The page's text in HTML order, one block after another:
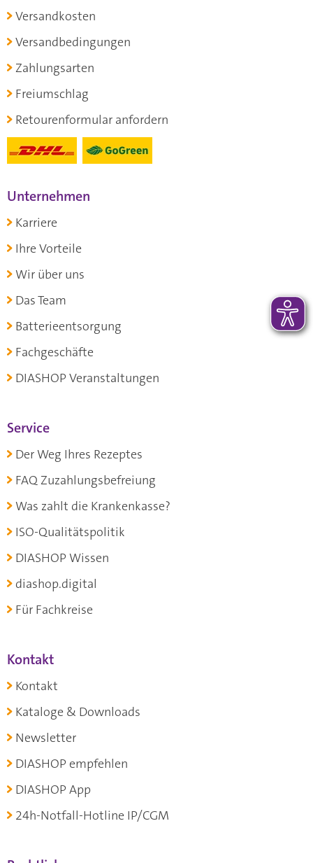
Versandkosten
Versandbedingungen
Zahlungsarten
Freiumschlag
Retourenformular anfordern
Unternehmen
Karriere
Ihre Vorteile
Wir über uns
Das Team
Batterieentsorgung
Fachgeschäfte
DIASHOP Veranstaltungen
Service
Der Weg Ihres Rezeptes
FAQ Zuzahlungsbefreiung
Was zahlt die Krankenkasse?
ISO-Qualitätspolitik
DIASHOP Wissen
diashop.digital
Für Fachkreise
Kontakt
Kontakt
Kataloge & Downloads
Newsletter
DIASHOP empfehlen
DIASHOP App
24h-Notfall-Hotline IP/CGM